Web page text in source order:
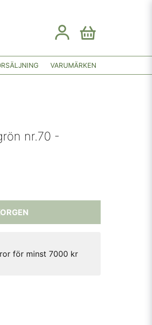
VARUMÄRKEN
nr.70 -
för minst 7000 kr